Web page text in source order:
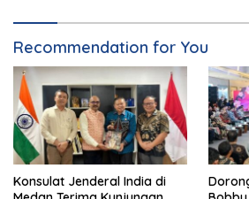
Recommendation for You
Konsulat Jenderal India di